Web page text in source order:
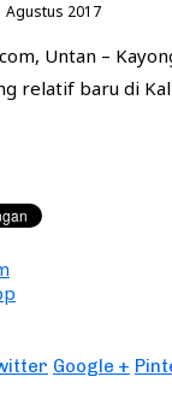
Agustus 2017
Untan –
relatif baru di
Google +